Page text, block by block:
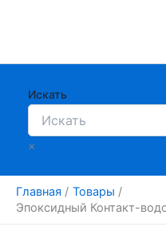
Искать
×
Главная
Товары
Эпоксидный Контакт-